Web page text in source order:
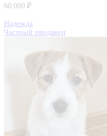
60 000 ₽
Надежда
Частный продавец